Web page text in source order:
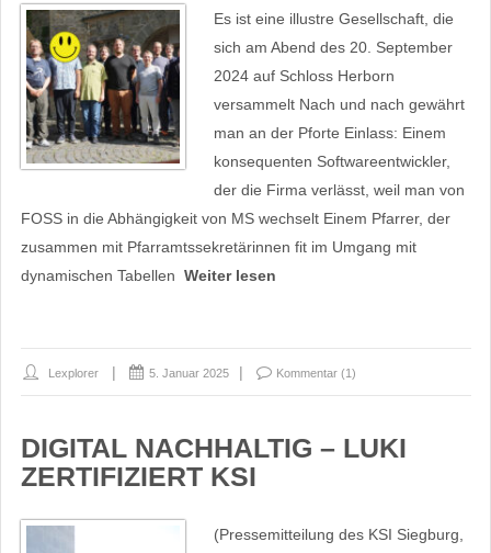
Es ist eine illustre Gesellschaft, die
sich am Abend des 20. September
2024 auf Schloss Herborn
versammelt Nach und nach gewährt
man an der Pforte Einlass: Einem
konsequenten Softwareentwickler,
der die Firma verlässt, weil man von
FOSS in die Abhängigkeit von MS wechselt Einem Pfarrer, der
zusammen mit Pfarramtssekretärinnen fit im Umgang mit
dynamischen Tabellen Weiter lesen
Lexplorer 5. Januar 2025 Kommentar (1)
DIGITAL NACHHALTIG – LUKI
ZERTIFIZIERT KSI
(Pressemitteilung des KSI Siegburg,